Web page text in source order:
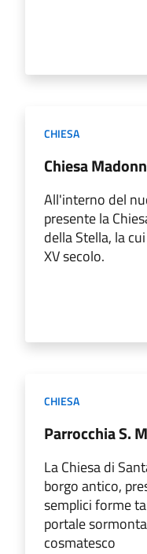
CHIESA
Chiesa
All'interno del
presente la
della Stella, la
XV secolo.
CHIESA
Parrocchia S.
La Chiesa di
borgo antico,
semplici forme
portale
cosmatesco